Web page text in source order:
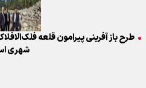
طرح باز آفرینی پیرامون قلعه
شهری